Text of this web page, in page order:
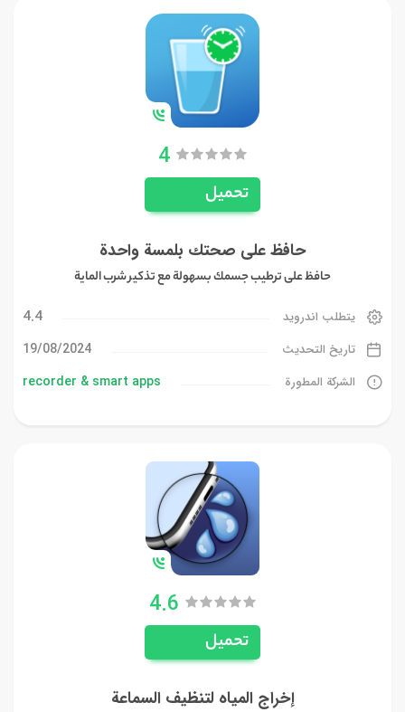
4
تحميل
حافظ على صحتك بلمسة واحدة
حافظ على ترطيب جسمك بسهولة مع تذكير شرب الماية
يتطلب اندرويد 4.4
تاريخ التحديث 19/08/2024
الشركة المطورة recorder & smart apps
4.6
تحميل
إخراج المياه لتنظيف السماعة